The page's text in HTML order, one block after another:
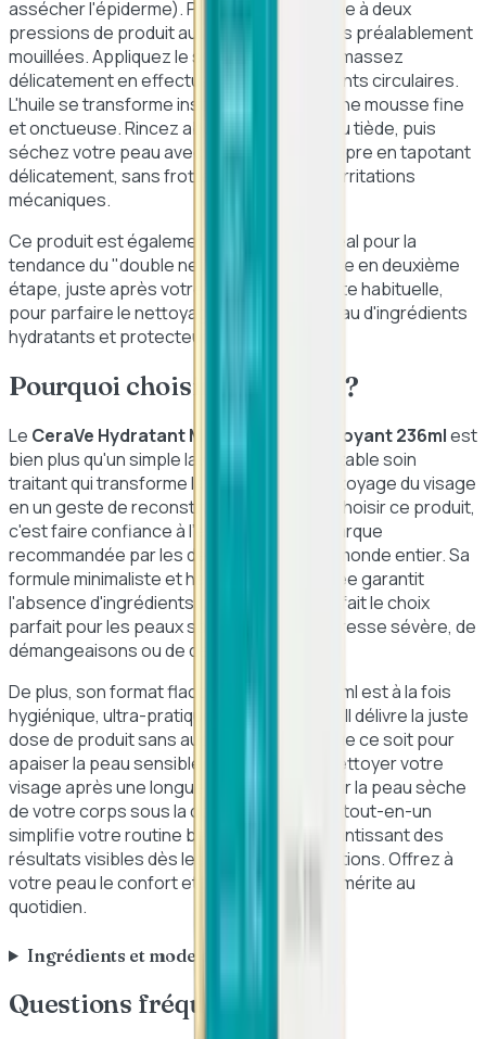
assécher l'épiderme). Prélevez ensuite une à deux
pressions de produit au creux de vos mains préalablement
mouillées. Appliquez le soin sur la peau et massez
délicatement en effectuant des mouvements circulaires.
L'huile se transforme instantanément en une mousse fine
et onctueuse. Rincez abondamment à l'eau tiède, puis
séchez votre peau avec une serviette propre en tapotant
délicatement, sans frotter pour éviter les irritations
mécaniques.
Ce produit est également le partenaire idéal pour la
tendance du "double nettoyage". Utilisez-le en deuxième
étape, juste après votre huile démaquillante habituelle,
pour parfaire le nettoyage et infuser la peau d'ingrédients
hydratants et protecteurs.
Pourquoi choisir ce produit ?
Le CeraVe Hydratant Moussant Oil Nettoyant 236mlest
bien plus qu'un simple lavant : c'est un véritable soin
traitant qui transforme la douche ou le nettoyage du visage
en un geste de reconstruction cutanée. Choisir ce produit,
c'est faire confiance à l'expertise d'une marque
recommandée par les dermatologues du monde entier. Sa
formule minimaliste et hautement sécurisée garantit
l'absence d'ingrédients irritants, ce qui en fait le choix
parfait pour les peaux souffrant de sécheresse sévère, de
démangeaisons ou de desquamation.
De plus, son format flacon-pompe de 236ml est à la fois
hygiénique, ultra-pratique et économique. Il délivre la juste
dose de produit sans aucun gaspillage. Que ce soit pour
apaiser la peau sensible de votre bébé, nettoyer votre
visage après une longue journée ou nourrir la peau sèche
de votre corps sous la douche, ce produit tout-en-un
simplifie votre routine beauté tout en garantissant des
résultats visibles dès les premières utilisations. Offrez à
votre peau le confort et la nutrition qu'elle mérite au
quotidien.
Ingrédients et mode d'emploi
Questions fréquentes